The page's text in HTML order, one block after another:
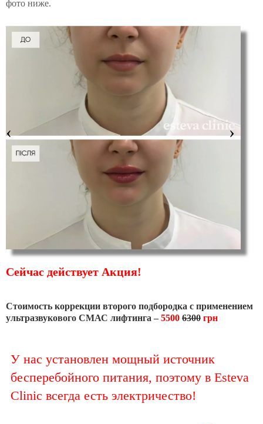
фото ниже.
Сейчас действует Акция!
Стоимость коррекции второго подбородка с применением
ультразвукового СМАС лифтинга – 5500 6300 грн
У нас установлен мощный источник
бесперебойного питания, поэтому в Esteva
Clinic всегда есть электричество!